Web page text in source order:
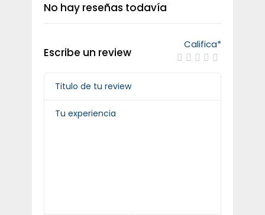
No hay reseñas todavía
Escribe un review
Califica*